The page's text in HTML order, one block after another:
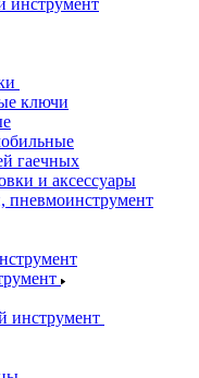
инструмент
ключи
гаечных
и аксессуары
пневмоинструмент
инструмент